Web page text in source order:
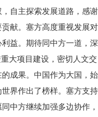
自主探索发展道路，感谢
献。塞方高度重视发展对
益。期待同中方一道，深
大项目建设，密切人文交
成果。中国作为大国，始
界作出了榜样。塞方支持
中方继续加强多边协作，